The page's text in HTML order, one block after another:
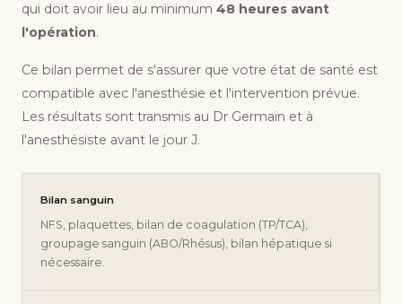
qui doit avoir lieu au minimum 48 heures avant
l'opération.
Ce bilan permet de s'assurer que votre état de santé est
compatible avec l'anesthésie et l'intervention prévue.
Les résultats sont transmis au Dr Germain et à
l'anesthésiste avant le jour J.
Bilan sanguin
NFS, plaquettes, bilan de coagulation (TP/TCA),
groupage sanguin (ABO/Rhésus), bilan hépatique si
nécessaire.